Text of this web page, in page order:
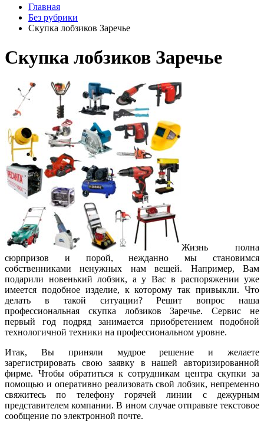
Главная
Без рубрики
Скупка лобзиков Заречье
Скупка лобзиков Заречье
Жизнь полна
сюрпризов и порой, нежданно мы становимся
собственниками ненужных нам вещей. Например, Вам
подарили новенький лобзик, а у Вас в распоряжении уже
имеется подобное изделие, к которому так привыкли. Что
делать в такой ситуации? Решит вопрос наша
профессиональная скупка лобзиков Заречье. Сервис не
первый год подряд занимается приобретением подобной
технологичной техники на профессиональном уровне.
Итак, Вы приняли мудрое решение и желаете
зарегистрировать свою заявку в нашей авторизированной
фирме. Чтобы обратиться к сотрудникам центра скупки за
помощью и оперативно реализовать свой лобзик, непременно
свяжитесь по телефону горячей линии с дежурным
представителем компании. В ином случае отправьте текстовое
сообщение по электронной почте.